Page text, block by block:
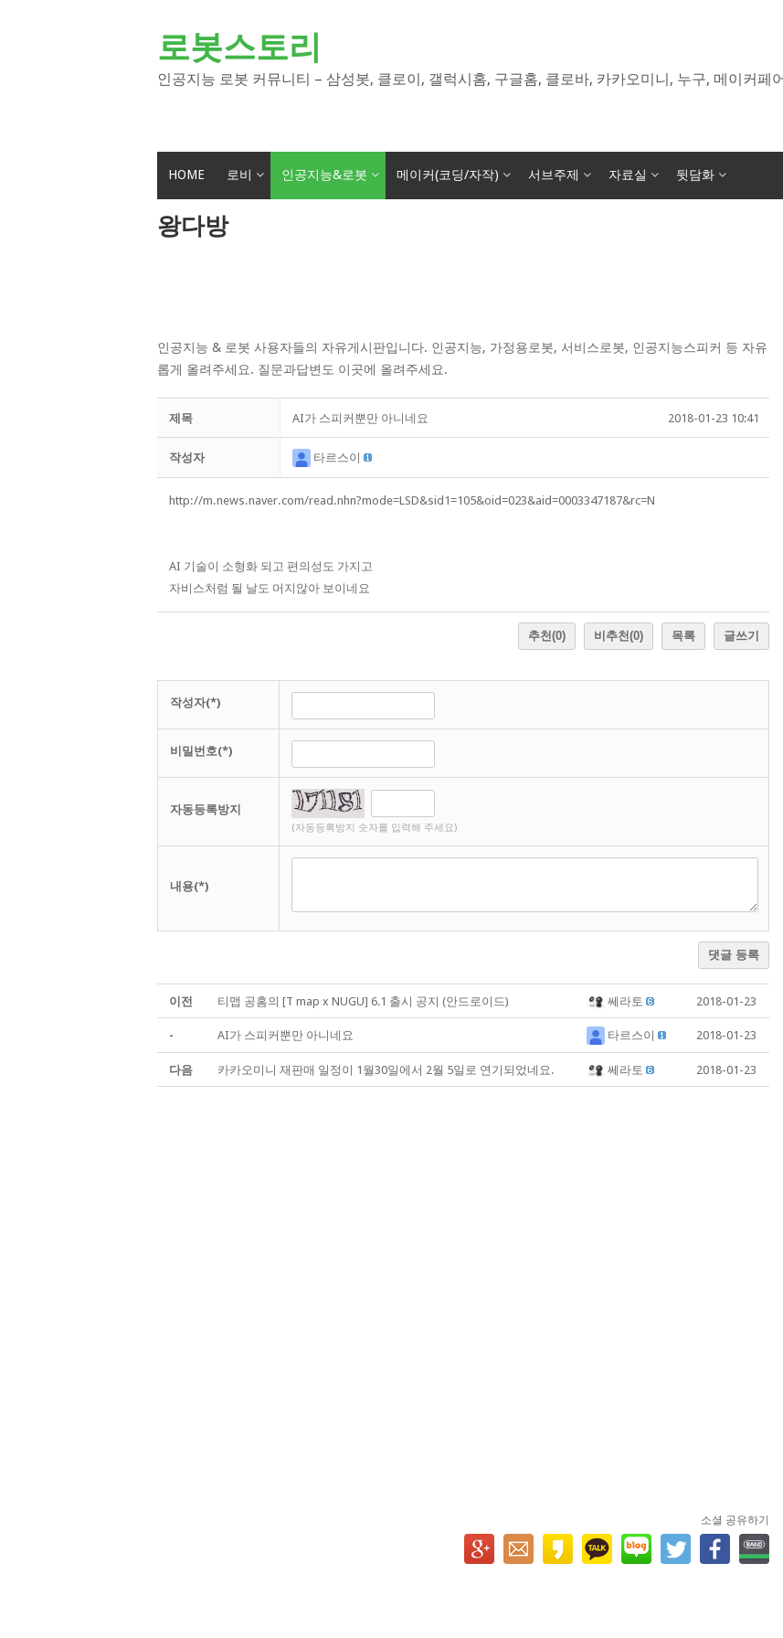
로봇스토리
인공지능 로봇 커뮤니티 – 삼성봇, 클로이, 갤럭시홈, 구글홈, 클로바, 카카오미니, 누구, 메이커페
HOME 로비 인공지능&로봇 메이커(코딩/자작) 서브주제 자료실 뒷담화
왕다방
인공지능 & 로봇 사용자들의 자유게시판입니다. 인공지능, 가정용로봇, 서비스로봇, 인공지능스피커 등 자유
롭게 올려주세요. 질문과답변도 이곳에 올려주세요.
제목 AI가 스피커뿐만 아니네요 2018-01-23 10:41
작성자 타르스이
http://m.news.naver.com/read.nhn?mode=LSD&sid1=105&oid=023&aid=0003347187&rc=N
AI 기술이 소형화 되고 편의성도 가지고
자비스처럼 될 날도 머지않아 보이네요
추천(0) 비추천(0) 목록 글쓰기
작성자(*)
비밀번호(*)
자동등록방지
(자동등록방지 숫자를 입력해 주세요)
내용(*)
댓글 등록
이전 티맵 공홈의 [T map x NUGU] 6.1 출시 공지 (안드로이드) 쎄라토 2018-01-23
- AI가 스피커뿐만 아니네요 타르스이 2018-01-23
다음 카카오미니 재판매 일정이 1월30일에서 2월 5일로 연기되었네요. 쎄라토 2018-01-23
소셜 공유하기